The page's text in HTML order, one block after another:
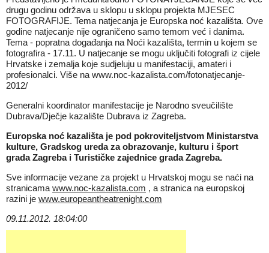
drugu godinu održava u sklopu u sklopu projekta MJESEC
FOTOGRAFIJE. Tema natjecanja je Europska noć kazališta. Ove
godine natjecanje nije ograničeno samo temom već i danima.
Tema - popratna događanja na Noći kazališta, termin u kojem se
fotografira - 17.11. U natjecanje se mogu uključiti fotografi iz cijele
Hrvatske i zemalja koje sudjeluju u manifestaciji, amateri i
profesionalci. Više na www.noc-kazalista.com/fotonatjecanje-
2012/
Generalni koordinator manifestacije je Narodno sveučilište
Dubrava/Dječje kazalište Dubrava iz Zagreba.
Europska noć kazališta je pod pokroviteljstvom Ministarstva
kulture, Gradskog ureda za obrazovanje, kulturu i šport
grada Zagreba i Turističke zajednice grada Zagreba.
Sve informacije vezane za projekt u Hrvatskoj mogu se naći na
stranicama www.noc-kazalista.com , a stranica na europskoj
razini je www.europeantheatrenight.com
09.11.2012. 18:04:00